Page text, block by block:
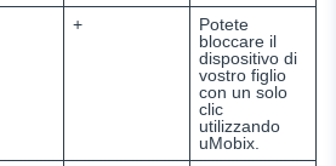
+
Potete
bloccare il
dispositivo di
vostro figlio
con un solo
clic
utilizzando
uMobix.